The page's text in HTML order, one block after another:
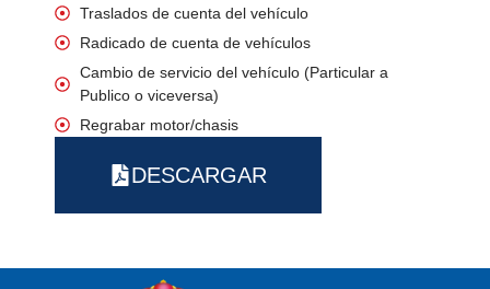
Traslados de cuenta del vehículo
Radicado de cuenta de vehículos
Cambio de servicio del vehículo (Particular a
Publico o viceversa)
Regrabar motor/chasis
DESCARGAR